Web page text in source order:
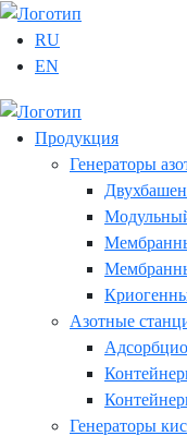
RU
EN
Продукция
Генераторы
Модульный
Азотные
Генераторы